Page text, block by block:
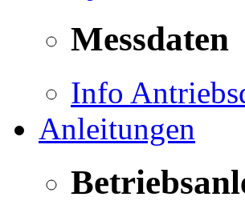
Messdaten
Info
Anleitungen